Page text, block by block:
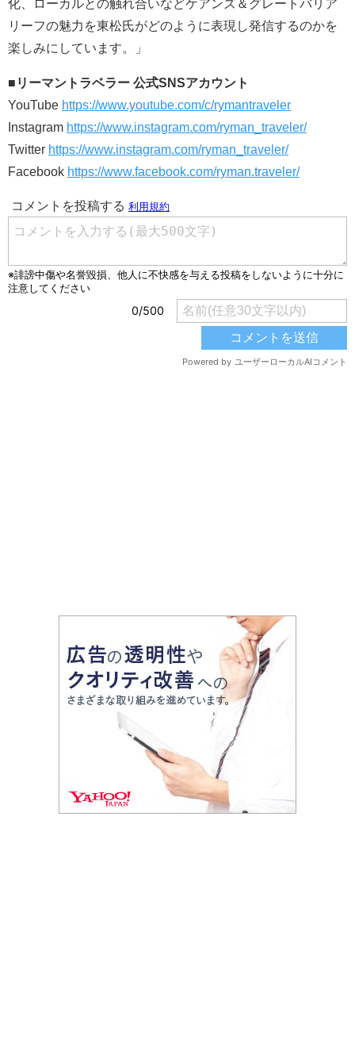
化、ローカルとの触れ合いなどケアンズ＆グレートバリア
リーフの魅力を東松氏がどのように表現し発信するのかを
楽しみにしています。」
■リーマントラベラー 公式SNSアカウント
YouTube https://www.youtube.com/c/rymantraveler
Instagram https://www.instagram.com/ryman_traveler/
Twitter https://www.instagram.com/ryman_traveler/
Facebook https://www.facebook.com/ryman.traveler/